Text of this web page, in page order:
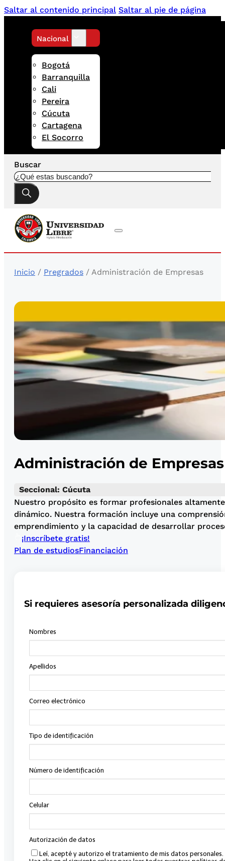
Saltar al contenido principal Saltar al pie de página
Nacional
Bogotá
Barranquilla
Cali
Pereira
Cúcuta
Cartagena
El Socorro
Buscar
Inicio / Pregrados / Administración de Empresas
Administración de Empresas
Seccional: Cúcuta
Nuestro propósito es formar profesionales
dinámico. Nuestra formación incluye una
emprendimiento y la capacidad de desarrollar
¡Inscríbete gratis!
Plan de estudiosFinanciación
Si requieres asesoría personalizada